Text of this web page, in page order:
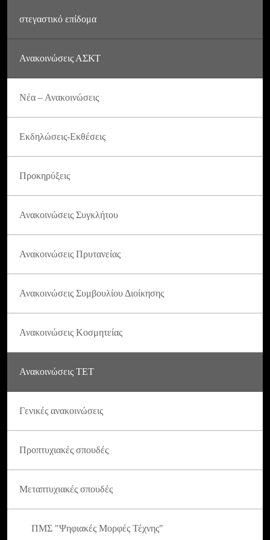
στεγαστικό επίδομα
Ανακοινώσεις ΑΣΚΤ
Νέα – Ανακοινώσεις
Εκδηλώσεις-Εκθέσεις
Προκηρύξεις
Ανακοινώσεις Συγκλήτου
Ανακοινώσεις Πρυτανείας
Ανακοινώσεις Συμβουλίου Διοίκησης
Ανακοινώσεις Κοσμητείας
Ανακοινώσεις ΤΕΤ
Γενικές ανακοινώσεις
Προπτυχιακές σπουδές
Μεταπτυχιακές σπουδές
ΠΜΣ "Ψηφιακές Μορφές Τέχνης"